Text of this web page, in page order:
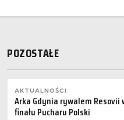
POZOSTAŁE
AKTUALNOŚCI
Arka Gdynia rywalem Resovii
finału Pucharu Polski